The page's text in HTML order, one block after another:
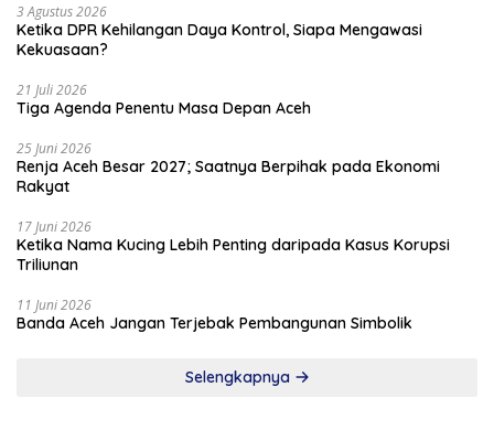
3 Agustus 2026
Ketika DPR Kehilangan Daya Kontrol, Siapa Mengawasi
Kekuasaan?
21 Juli 2026
Tiga Agenda Penentu Masa Depan Aceh
25 Juni 2026
Renja Aceh Besar 2027; Saatnya Berpihak pada Ekonomi
Rakyat
17 Juni 2026
Ketika Nama Kucing Lebih Penting daripada Kasus Korupsi
Triliunan
11 Juni 2026
Banda Aceh Jangan Terjebak Pembangunan Simbolik
Selengkapnya